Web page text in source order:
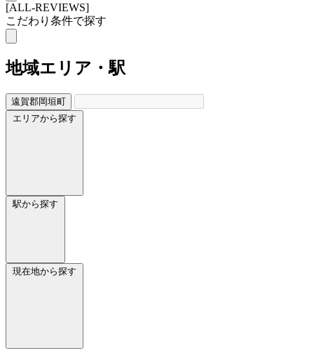
[ALL-REVIEWS]
こだわり条件で探す
地域エリア・駅
遠賀郡岡垣町
エリアから探す
駅から探す
現在地から探す